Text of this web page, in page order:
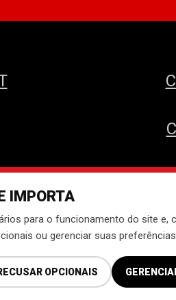
IMPORTA
para o funcionamento do site e,
ou gerenciar suas
OPCIONAIS
Desenvolvido